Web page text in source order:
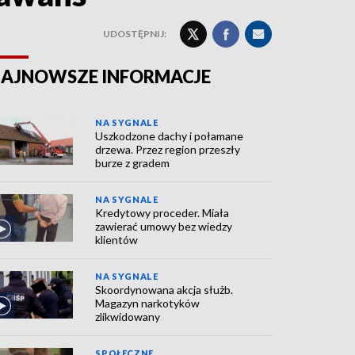
UDOSTĘPNIJ:
INFORMACJE
NA SYGNALE
Uszkodzone dachy i połamane
drzewa. Przez region przeszły
burze z gradem
NA SYGNALE
Kredytowy proceder. Miała
zawierać umowy bez wiedzy
klientów
NA SYGNALE
Skoordynowana akcja służb.
Magazyn narkotyków
zlikwidowany